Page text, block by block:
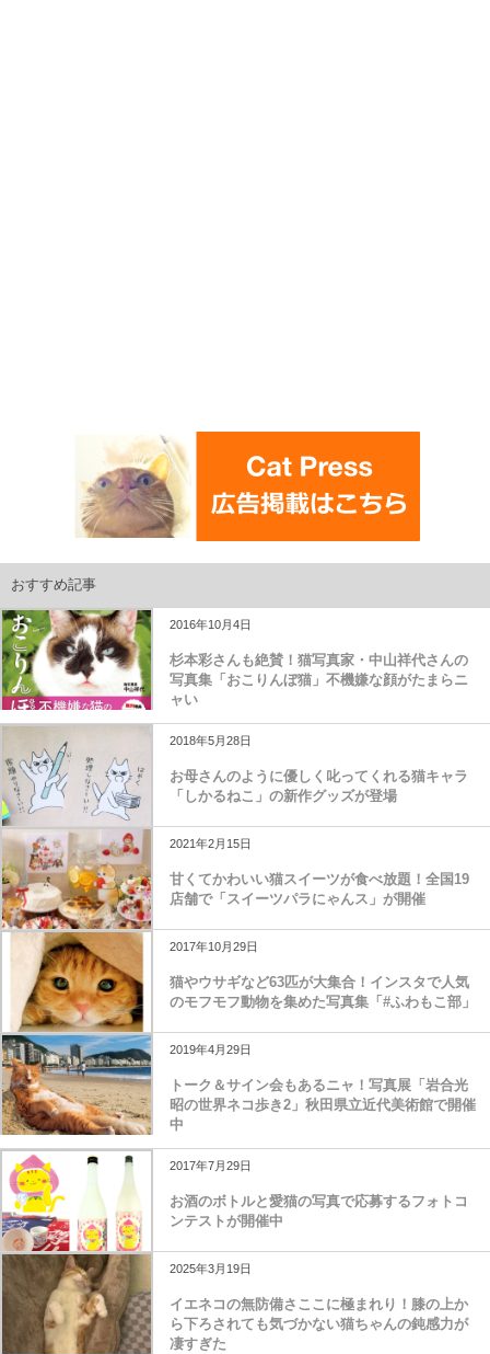
おすすめ記事
2016年10月4日
杉本彩さんも絶賛！猫写真家・中山祥代さんの
写真集「おこりんぼ猫」不機嫌な顔がたまらニ
ャい
2018年5月28日
お母さんのように優しく叱ってくれる猫キャラ
「しかるねこ」の新作グッズが登場
2021年2月15日
甘くてかわいい猫スイーツが食べ放題！全国19
店舗で「スイーツパラにゃんス」が開催
2017年10月29日
猫やウサギなど63匹が大集合！インスタで人気
のモフモフ動物を集めた写真集「#ふわもこ部」
2019年4月29日
トーク＆サイン会もあるニャ！写真展「岩合光
昭の世界ネコ歩き2」秋田県立近代美術館で開催
中
2017年7月29日
お酒のボトルと愛猫の写真で応募するフォトコ
ンテストが開催中
2025年3月19日
イエネコの無防備さここに極まれり！膝の上か
ら下ろされても気づかない猫ちゃんの鈍感力が
凄すぎた